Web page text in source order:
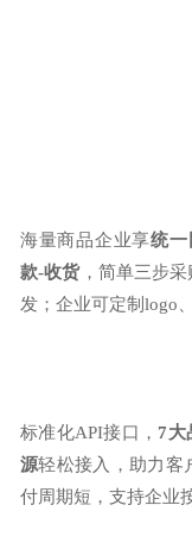
海量商品企业享统一
款-收货，简单三步
发；企业可定制 logo
标准化API接口， 7大
源轻松接入，助力客
付周期短，支持企业